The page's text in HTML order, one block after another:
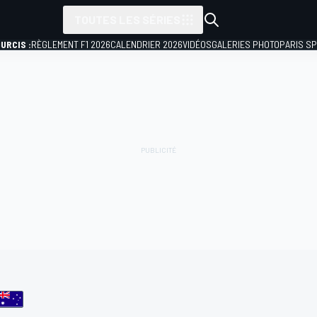
:RÈGLEMENT F1 2026CALENDRIER 2026VIDÉOSGALERIES PHOTOPARIS